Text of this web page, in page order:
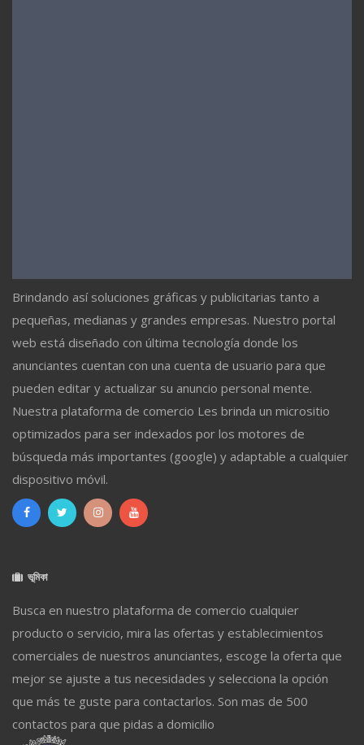
Brindando así soluciones gráficas y publicitarias tanto a
pequeñas, medianas y grandes empresas. Nuestro portal
web está diseñado con última tecnología donde los
anunciantes cuentan con una cuenta de usuario para que
pueden editar y actualizar su anuncio personal mente.
Nuestra plataforma de comercio Les brinda un micrositio
optimizados para ser indexados por los motores de
búsqueda más importantes (google) y adaptable a cualquier
dispositivo móvil.
ভূমিকা
Busca en nuestro plataforma de comercio cualquier
producto o servicio, mira las ofertas y establecimientos
comerciales de nuestros anunciantes, escoge la oferta que
mejor se ajuste a tus necesidades y selecciona la opción
que más te guste para contactarlos. Son mas de 500
contactos para que pidas a domicilio